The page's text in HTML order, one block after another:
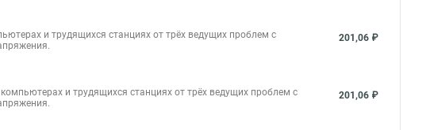
и трудящихся станциях от трёх ведущих проблем с
201,06 ₽
и трудящихся станциях от трёх ведущих проблем с
201,06 ₽